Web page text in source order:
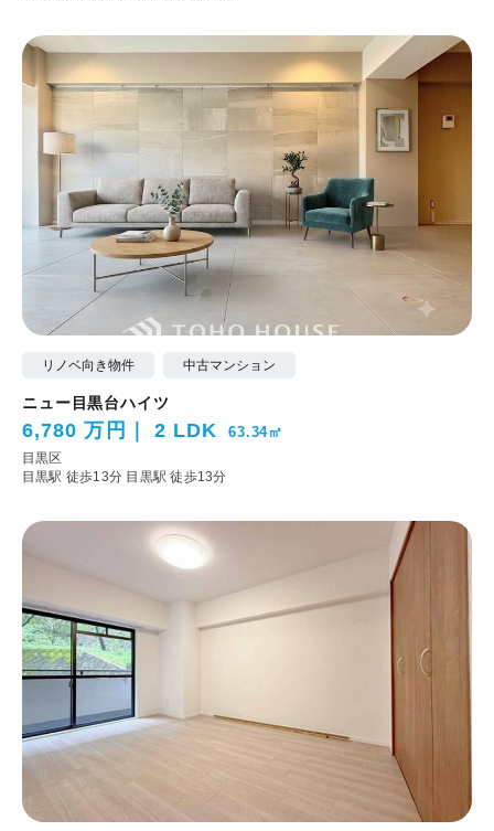
リノベ向き物件 中古マンション
ニュー目黒台ハイツ
6,780 万円 2 LDK 63.34㎡
目黒区
目黒駅 徒歩13分 目黒駅 徒歩13分